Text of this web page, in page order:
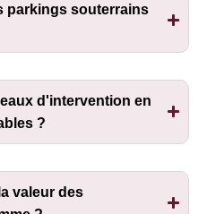
parkings souterrains
d'intervention en
?
valeur des